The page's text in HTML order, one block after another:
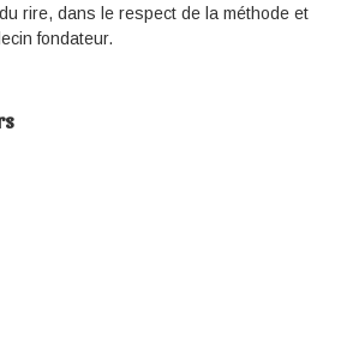
rire, dans le respect de la méthode et
fondateur.